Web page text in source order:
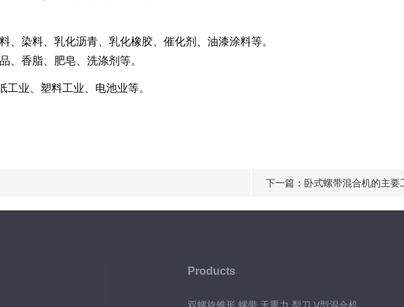
、染料、乳化沥青、乳化橡胶、催化剂、油漆涂料等。
、香脂、肥皂、洗涤剂等。
业、塑料工业、电池业等。
下一篇： 卧式螺带混合机的主要
Products